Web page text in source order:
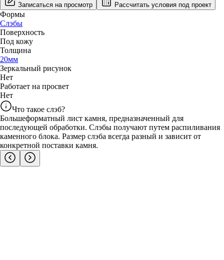
Записаться на просмотр Рассчитать условия под проект
Формы
Слэбы
Поверхность
Под кожу
Толщина
20мм
Зеркальный рисунок
Нет
Работает на просвет
Нет
Что такое слэб?
Большеформатный лист камня, предназначенный для
последующей обработки. Слэбы получают путем распиливания
каменного блока. Размер слэба всегда разный и зависит от
конкретной поставки камня.